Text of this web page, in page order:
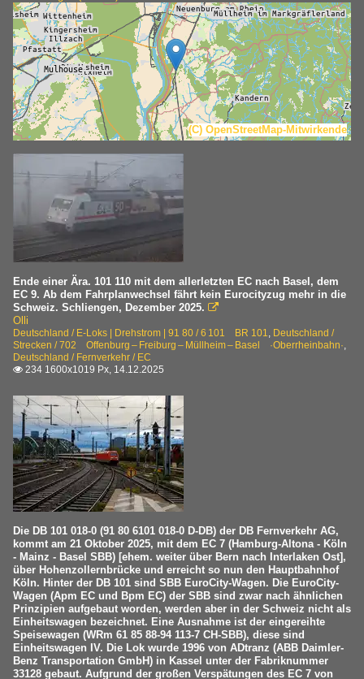
(C) OpenStreetMap-Mitwirkende
Ende einer Ära. 101 110 mit dem allerletzten EC nach Basel, dem
EC 9. Ab dem Fahrplanwechsel fährt kein Eurocityzug mehr in die
Schweiz. Schliengen, Dezember 2025. 
Olli
Deutschland / E-Loks | Drehstrom | 91 80 / 6 101 BR 101, Deutschland /
Strecken / 702 Offenburg – Freiburg – Müllheim – Basel ·Oberrheinbahn·,
Deutschland / Fernverkehr / EC
 234 1600x1019 Px, 14.12.2025
Die DB 101 018-0 (91 80 6101 018-0 D-DB) der DB Fernverkehr AG,
kommt am 21 Oktober 2025, mit dem EC 7 (Hamburg-Altona - Köln
- Mainz - Basel SBB) [ehem. weiter über Bern nach Interlaken Ost],
über Hohenzollernbrücke und erreicht so nun den Hauptbahnhof
Köln. Hinter der DB 101 sind SBB EuroCity-Wagen. Die EuroCity-
Wagen (Apm EC und Bpm EC) der SBB sind zwar nach ähnlichen
Prinzipien aufgebaut worden, werden aber in der Schweiz nicht als
Einheitswagen bezeichnet. Eine Ausnahme ist der eingereihte
Speisewagen (WRm 61 85 88-94 113-7 CH-SBB), diese sind
Einheitswagen IV. Die Lok wurde 1996 von ADtranz (ABB Daimler-
Benz Transportation GmbH) in Kassel unter der Fabriknummer
33128 gebaut. Aufgrund der großen Verspätungen des EC 7 von